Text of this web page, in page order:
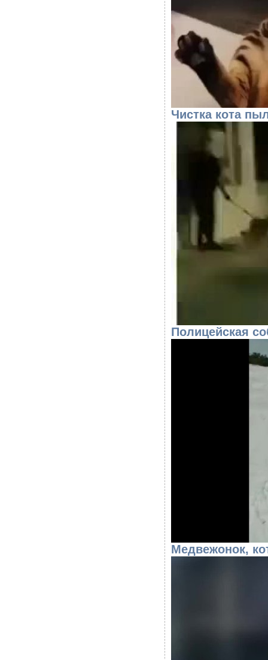
Чистка кота
Полицейская
Медвежонок,